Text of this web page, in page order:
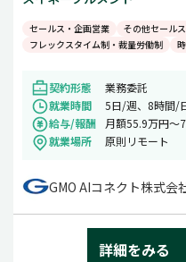
セールス・企画営業
その他セール
フレックスタイム制・裁量労働制
契約形態
業務委託
就業時間
5日/週、8時間/
給与/報酬
月額55.9万円～
就業場所
原則リモート
GMO AIコネクト株式会
詳細をみる